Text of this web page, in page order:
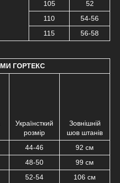
105
52
110
54-56
115 56-58
ГОРТЕКС
Українсткий
розмір
Зовнішній
шов штанів
44-46
92 см
48-50
99 см
52-54
106 см